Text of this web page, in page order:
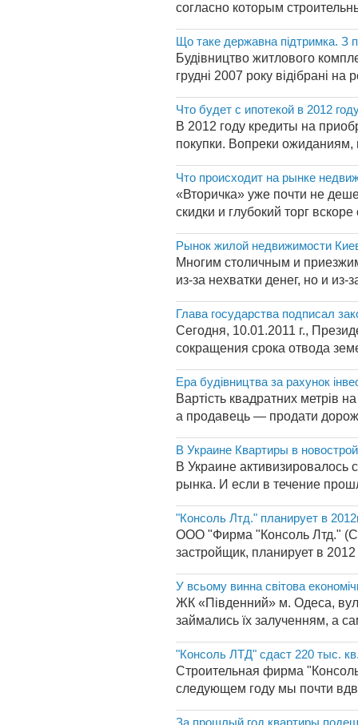
согласно которым
Що таке державна підтримка. З
Будівництво житлового
грудні 2007 року відібрані
Что будет с ипотекой в 2012
В 2012 году кредиты на
покупки. Вопреки ожиданиям,
Что происходит на рынке
«Вторичка» уже почти не
скидки и глубокий торг
Рынок жилой недвижимости
Многим столичным и
из-за нехватки денег, но и
Глава государства подписал
Сегодня, 10.01.2011 г.,
сокращения срока отвода
Ера будівництва за рахунок
Вартість квадратних метрів
а продавець — продати
В Украине Квартиры в
В Украине активизировалось
рынка. И если в течение
"Консоль Лтд." планирует в
ООО "Фирма "Консоль Лтд."
застройщик, планирует в
У всьому винна світова
ЖК «Південний» м. Одеса,
займались їх залученням, а
"Консоль ЛТД" сдаст 220 тыс.
Строительная фирма
следующем году мы почти